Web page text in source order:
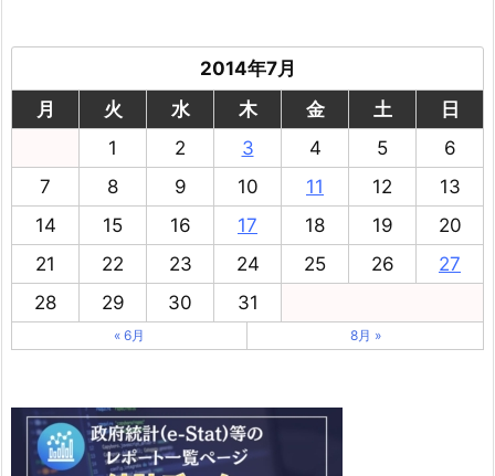
2014年7月
月
火 水 木 金 土
日
1
2 3 4 5
6
7
8 9 10 11 12
13
14
15 16 17 18 19
20
21
22 23 24 25 26
27
28
29 30 31
« 6月 8月 »